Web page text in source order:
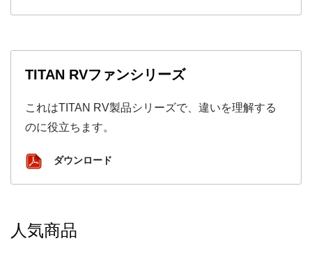
TITAN RVファンシリーズ
これはTITAN RV製品シリーズで、違いを理解する
のに役立ちます。
ダウンロード
人気商品